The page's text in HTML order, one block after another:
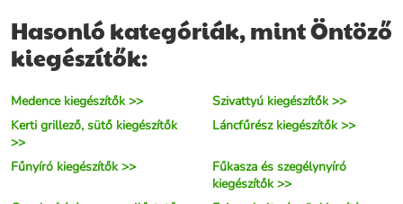
Hasonló kategóriák, mint Öntöző
kiegészítők:
Medence kiegészítők >>
Szivattyú kiegészítők >>
Kerti grillező, sütő kiegészítők
>>
Láncfűrész kiegészítők >>
Fűnyíró kiegészítők >>
Fűkasza és szegélynyíró
kiegészítők >>